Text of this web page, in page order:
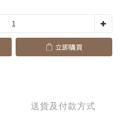
立即購買
送貨及付款方式